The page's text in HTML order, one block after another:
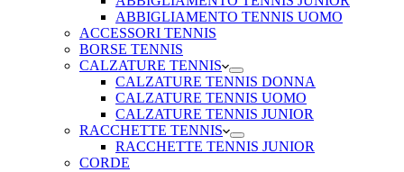
ABBIGLIAMENTO TENNIS UOMO
ACCESSORI TENNIS
BORSE TENNIS
CALZATURE TENNIS
CALZATURE TENNIS DONNA
CALZATURE TENNIS UOMO
CALZATURE TENNIS JUNIOR
RACCHETTE TENNIS
RACCHETTE TENNIS JUNIOR
CORDE